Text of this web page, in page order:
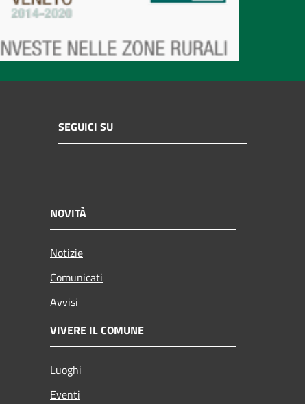
SEGUICI SU
NOVITÀ
Notizie
Comunicati
Avvisi
VIVERE IL COMUNE
Luoghi
Eventi